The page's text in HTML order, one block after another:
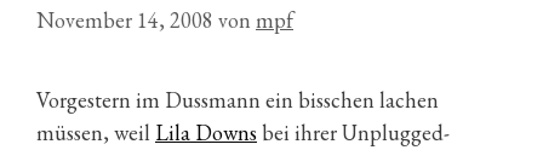
November 14, 2008 von mpf
Vorgestern im Dussmann ein bisschen lachen
müssen, weil Lila Downs bei ihrer Unplugged-